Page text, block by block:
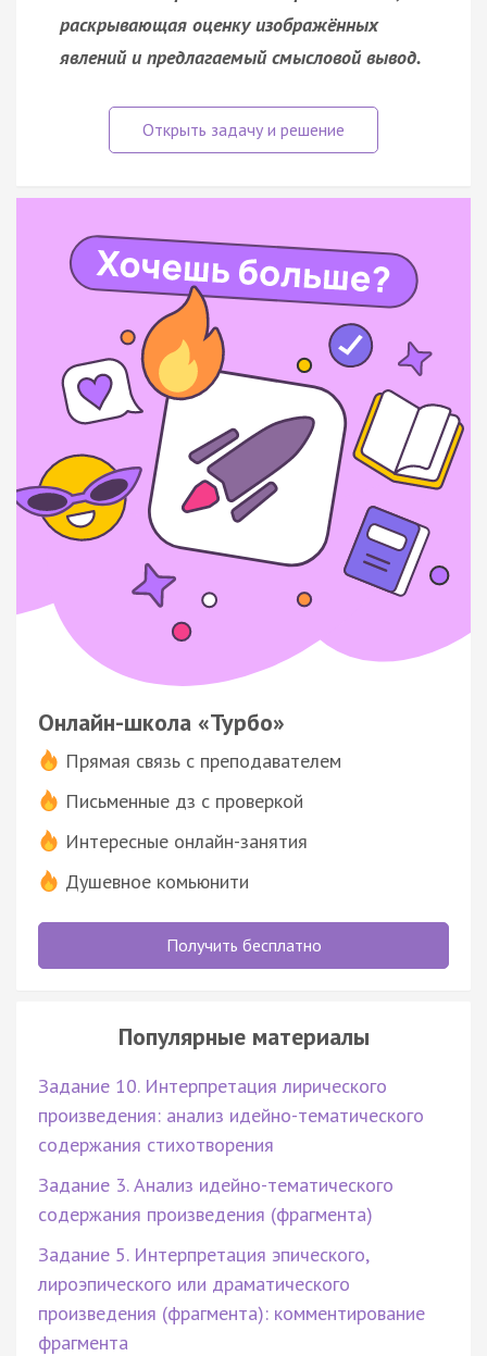
раскрывающая оценку изображённых
явлений и предлагаемый смысловой вывод.
Онлайн-школа «Турбо»
Прямая связь с преподавателем
Письменные дз с проверкой
Интересные онлайн-занятия
Душевное комьюнити
Получить бесплатно
Популярные материалы
Задание 10. Интерпретация лирического
произведения: анализ идейно-тематического
содержания стихотворения
Задание 3. Анализ идейно-тематического
содержания произведения (фрагмента)
Задание 5. Интерпретация эпического,
лироэпического или драматического
произведения (фрагмента): комментирование
фрагмента